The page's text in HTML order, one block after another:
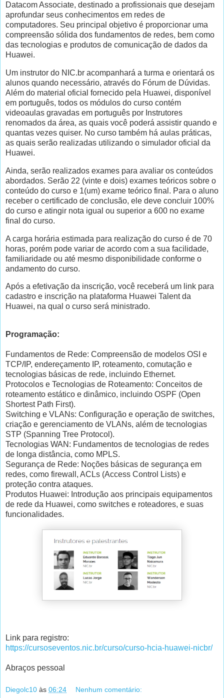
Datacom Associate, destinado a profissionais que desejam
aprofundar seus conhecimentos em redes de
computadores. Seu principal objetivo é proporcionar uma
compreensão sólida dos fundamentos de redes, bem como
das tecnologias e produtos de comunicação de dados da
Huawei.
Um instrutor do NIC.br acompanhará a turma e orientará os
alunos quando necessário, através do Fórum de Dúvidas.
Além do material oficial fornecido pela Huawei, disponível
em português, todos os módulos do curso contém
videoaulas gravadas em português por Instrutores
renomados da área, as quais você poderá assistir quando e
quantas vezes quiser. No curso também há aulas práticas,
as quais serão realizadas utilizando o simulador oficial da
Huawei.
Ainda, serão realizados exames para avaliar os conteúdos
abordados. Serão 22 (vinte e dois) exames teóricos sobre o
conteúdo do curso e 1(um) exame teórico final. Para o aluno
receber o certificado de conclusão, ele deve concluir 100%
do curso e atingir nota igual ou superior a 600 no exame
final do curso.
A carga horária estimada para realização do curso é de 70
horas, porém pode variar de acordo com a sua facilidade,
familiaridade ou até mesmo disponibilidade conforme o
andamento do curso.
Após a efetivação da inscrição, você receberá um link para
cadastro e inscrição na plataforma Huawei Talent da
Huawei, na qual o curso será ministrado.
Programação:
Fundamentos de Rede: Compreensão de modelos OSI e
TCP/IP, endereçamento IP, roteamento, comutação e
tecnologias básicas de rede, incluindo Ethernet.
Protocolos e Tecnologias de Roteamento: Conceitos de
roteamento estático e dinâmico, incluindo OSPF (Open
Shortest Path First).
Switching e VLANs: Configuração e operação de switches,
criação e gerenciamento de VLANs, além de tecnologias
STP (Spanning Tree Protocol).
Tecnologias WAN: Fundamentos de tecnologias de redes
de longa distância, como MPLS.
Segurança de Rede: Noções básicas de segurança em
redes, como firewall, ACLs (Access Control Lists) e
proteção contra ataques.
Produtos Huawei: Introdução aos principais equipamentos
de rede da Huawei, como switches e roteadores, e suas
funcionalidades.
Link para registro:
https://cursoseventos.nic.br/curso/curso-hcia-huawei-nicbr/
Abraços pessoal
Diegolc10 às 06:24 Nenhum comentário: